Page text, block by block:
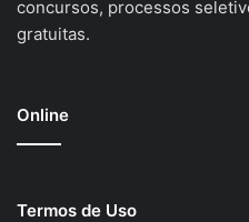
concursos, processos
gratuitas.
Online
Termos de Uso